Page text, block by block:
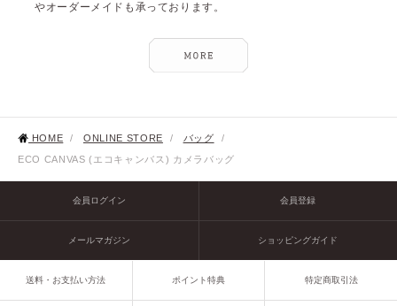
やオーダーメイドも承っております。
HOME / ONLINE STORE / バッグ
/
ECO CANVAS (エコキャンバス) カメラバッグ
会員ログイン 会員登録
メールマガジン ショッピングガイド
送料・お支払い方法 ポイント特典 特定商取引法